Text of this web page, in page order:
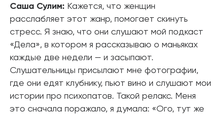
Саша Сулим: Кажется, что женщин
расслабляет этот жанр, помогает скинуть
стресс. Я знаю, что они слушают мой подкаст
«Дела», в котором я рассказываю о маньяках
каждые две недели — и засыпают.
Слушательницы присылают мне фотографии,
где они едят клубнику, пьют вино и слушают мои
истории про психопатов. Такой релакс. Меня
это сначала поражало, я думала: «Ого, тут же